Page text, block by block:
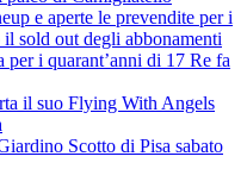
e aperte le prevendite per i
sold out degli abbonamenti
i quarant’anni di 17 Re fa
il suo Flying With Angels
Scotto di Pisa sabato